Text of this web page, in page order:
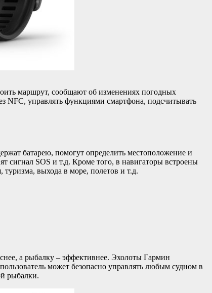
маршрут, сообщают об изменениях погодных
NFC, управлять функциями смартфона, подсчитывать
батарею, помогут определить местоположение и
сигнал SOS и т.д. Кроме того, в навигаторы встроены
выхода в море, полетов и т.д.
а рыбалку – эффективнее. Эхолоты Гармин
может безопасно управлять любым судном в
рыбалки.